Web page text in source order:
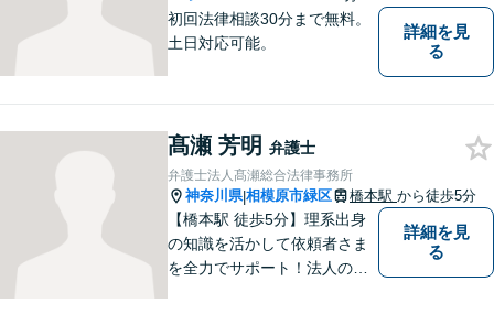
初回法律相談30分まで無料。
土日対応可能。
詳細を見
る
髙瀬 芳明 弁護士
弁護士法人髙瀬総合法律事務所
神奈川県|相模原市緑区 橋本駅 から徒歩5分
【橋本駅 徒歩5分】理系出身
の知識を活かして依頼者さま
を全力でサポート！法人のお
詳細を見
る